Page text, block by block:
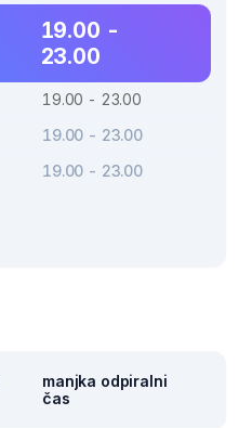
19.00 -
23.00
19.00 - 23.00
19.00 - 23.00
19.00 - 23.00
manjka odpiralni
čas